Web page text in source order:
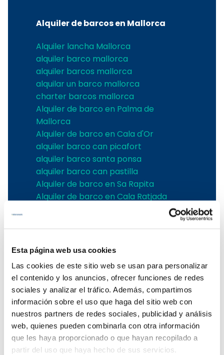
Esta página web usa cookies
Las cookies de este sitio web se usan para personalizar
el contenido y los anuncios, ofrecer funciones de redes
sociales y analizar el tráfico. Además, compartimos
información sobre el uso que haga del sitio web con
nuestros partners de redes sociales, publicidad y análisis
web, quienes pueden combinarla con otra información
que les haya proporcionado o que hayan recopilado a
partir del uso que haya hecho de sus servicios.
Alquiler de barcos en Mallorca
Alquiler lancha Mallorca
alquiler barco mallorca
alquiler barcos mallorca
alquilar un barco mallorca
charter barcos mallorca
Alquiler de barco en Palma de
Mallorca
Alquiler de barco en Cala d'Or
alquiler barco can picafort
alquiler barco santa ponsa
alquiler barco can pastilla
Alquiler de barco en Sa Rapita
Alquiler de barco en Cala Ratjada
Alquiler de barco en Soller
Alquiler de barco en Alcudia
Alquiler de barcos en Pollensa
Alquiler barcos Puerto de Andratx
Alquiler de barcos en Palma de
Mallorca
Alquiler embarcaciones Mallorca
Alquiler de barcos en Puerto Portals